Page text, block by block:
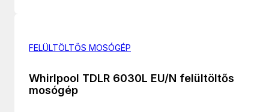
FELÜLTÖLTŐS MOSÓGÉP
Whirlpool TDLR 6030L EU/N felültöltős
mosógép